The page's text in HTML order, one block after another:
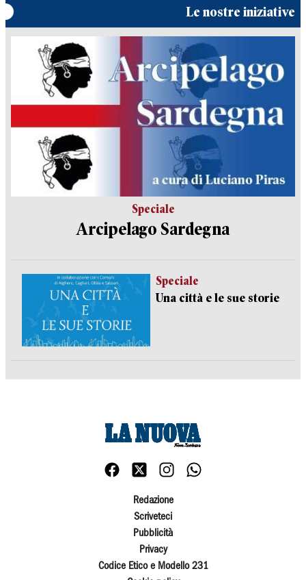
Le nostre iniziative
Speciale
Arcipelago Sardegna
Speciale
Una città e le sue storie
Redazione
Scriveteci
Pubblicità
Privacy
Codice Etico e Modello 231